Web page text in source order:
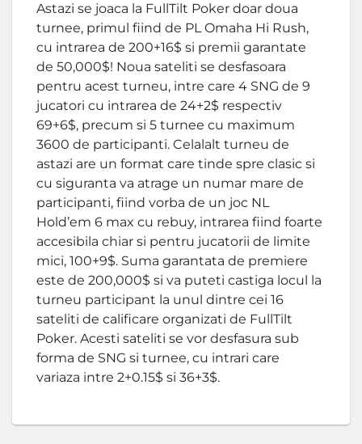
Astazi se joaca la FullTilt Poker doar doua
turnee, primul fiind de PL Omaha Hi Rush,
cu intrarea de 200+16$ si premii garantate
de 50,000$! Noua sateliti se desfasoara
pentru acest turneu, intre care 4 SNG de 9
jucatori cu intrarea de 24+2$ respectiv
69+6$, precum si 5 turnee cu maximum
3600 de participanti. Celalalt turneu de
astazi are un format care tinde spre clasic si
cu siguranta va atrage un numar mare de
participanti, fiind vorba de un joc NL
Hold’em 6 max cu rebuy, intrarea fiind foarte
accesibila chiar si pentru jucatorii de limite
mici, 100+9$. Suma garantata de premiere
este de 200,000$ si va puteti castiga locul la
turneu participant la unul dintre cei 16
sateliti de calificare organizati de FullTilt
Poker. Acesti sateliti se vor desfasura sub
forma de SNG si turnee, cu intrari care
variaza intre 2+0.15$ si 36+3$.